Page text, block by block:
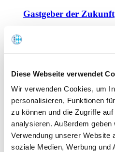
Diese Webseite verwendet
Wir verwenden Cookies, um
personalisieren, Funktionen
zu können und die Zugriffe
analysieren. Außerdem
Verwendung unserer Website
soziale Medien, Werbung und
Gastgeber der Zukunft
Offene Seminare
Tagen im Palais
Wirte-und
Lernplattform BOUNTI
Partner
Branchennahe